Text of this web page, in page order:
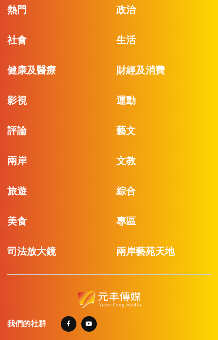
熱門 政治
社會 生活
健康及醫療 財經及消費
影視 運動
評論 藝文
兩岸 文教
旅遊 綜合
美食 專區
司法放大鏡 兩岸藝苑天地
我們的社群